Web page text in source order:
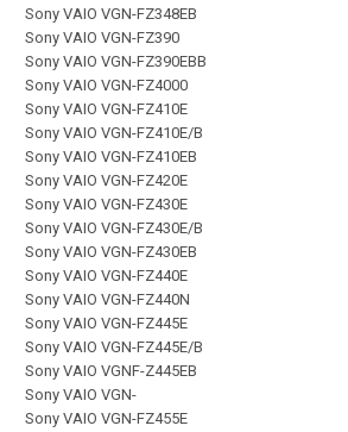
Sony VAIO VGN-FZ348EB
Sony VAIO VGN-FZ390
Sony VAIO VGN-FZ390EBB
Sony VAIO VGN-FZ4000
Sony VAIO VGN-FZ410E
Sony VAIO VGN-FZ410E/B
Sony VAIO VGN-FZ410EB
Sony VAIO VGN-FZ420E
Sony VAIO VGN-FZ430E
Sony VAIO VGN-FZ430E/B
Sony VAIO VGN-FZ430EB
Sony VAIO VGN-FZ440E
Sony VAIO VGN-FZ440N
Sony VAIO VGN-FZ445E
Sony VAIO VGN-FZ445E/B
Sony VAIO VGNF-Z445EB
Sony VAIO VGN-
Sony VAIO VGN-FZ455E